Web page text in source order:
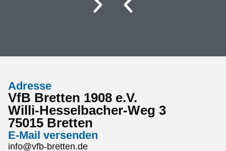
Adresse
VfB Bretten 1908 e.V.
Willi-Hesselbacher-Weg 3
75015 Bretten
E-Mail versenden
info@vfb-bretten.de